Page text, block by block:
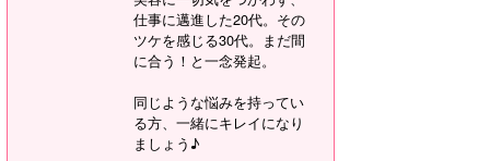
仕事に邁進した20代。その
ツケを感じる30代。まだ間
に合う！と一念発起。
同じような悩みを持ってい
る方、一緒にキレイになり
ましょう♪